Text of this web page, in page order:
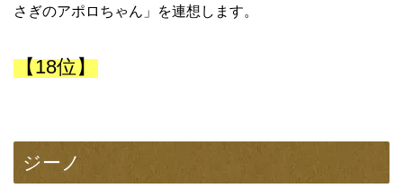
さぎのアポロちゃん」を連想します。
【18位】
ジーノ